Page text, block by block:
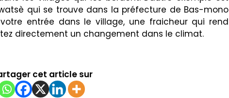
qui se trouve dans la préfecture de Bas-mono
entrée dans le village, une fraicheur qui rend
directement un changement dans le climat.
cet article sur